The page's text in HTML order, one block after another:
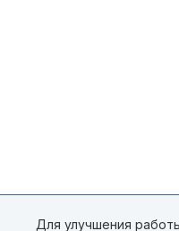
Для улучшения